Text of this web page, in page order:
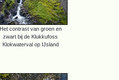
Het contrast van groen en
zwart bij de Klukkufoss
Klokwaterval op IJsland